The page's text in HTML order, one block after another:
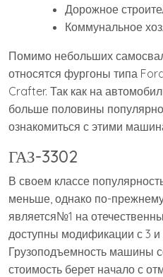
Дорожное
Коммунальное
Помимо небольших
относятся фургоны типа
Crafter. Так как на
больше половины
ознакомиться с этими
ГАЗ-3302
В своем классе
меньше, однако по-
является№1 на
доступны модификации с 3 и
Грузоподъемность машины
стоимость берет начало с